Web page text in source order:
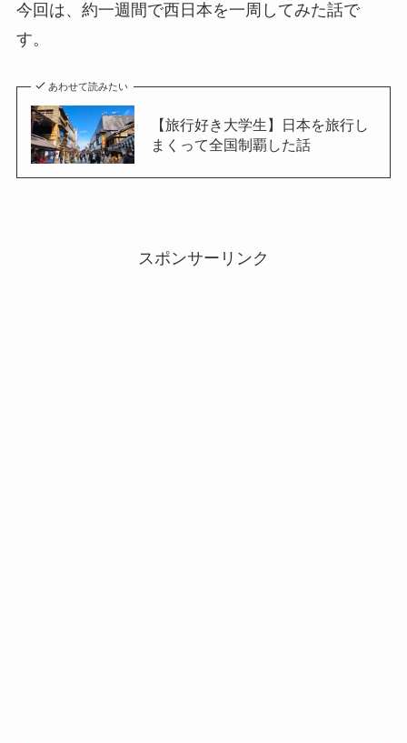
今回は、約一週間で西日本を一周してみた話で
す。
あわせて読みたい
【旅行好き大学生】日本を旅行し
まくって全国制覇した話
スポンサーリンク